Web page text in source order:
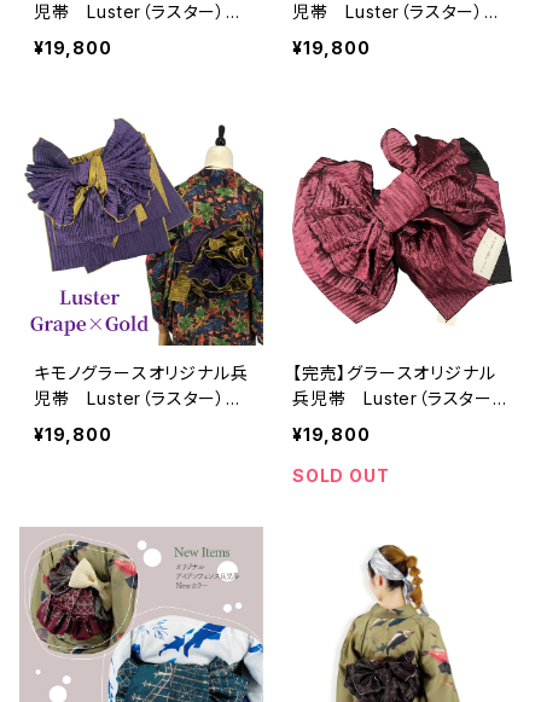
児帯 Luster（ラスター）ラ
ムネ×ホワイト ポリエステ
ル100％
¥19,800
児帯 Luster（ラスター）レ
モン×パール ポリエステル
100％
¥19,800
キモノグラースオリジナル兵
児帯 Luster（ラスター）グ
レープ×ゴールド ポリエス
テル100％
¥19,800
【完売】グラースオリジナル
兵児帯 Luster（ラスター）
ワイン×ブラック ポリエス
テル100％
¥19,800
SOLD OUT